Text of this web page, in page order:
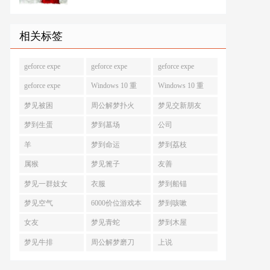
相关标签
geforce expe geforce expe geforce expe
geforce expe Windows 10 重 Windows 10 重
梦见被困 周公解梦扑火 梦见交新朋友
梦到生蛋 梦到墓场 公司
羊 梦到命运 梦到荔枝
属猴 梦见篦子 友善
梦见一群妓女 衣服 梦到船锚
梦见空气 6000价位游戏本 梦到咳嗽
女友 梦见青蛇 梦到木屋
梦见牛排 周公解梦磨刀 上说